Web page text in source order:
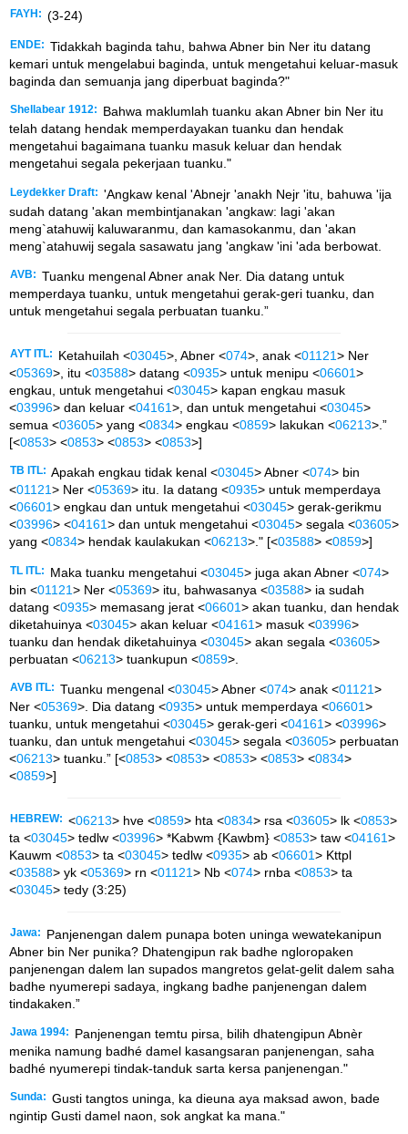
FAYH: (3-24)
ENDE: Tidakkah baginda tahu, bahwa Abner bin Ner itu datang
kemari untuk mengelabui baginda, untuk mengetahui keluar-masuk
baginda dan semuanja jang diperbuat baginda?"
Shellabear 1912:
Bahwa maklumlah tuanku akan Abner bin Ner itu
telah datang hendak memperdayakan tuanku dan hendak
mengetahui bagaimana tuanku masuk keluar dan hendak
mengetahui segala pekerjaan tuanku."
Leydekker Draft: 'Angkaw kenal 'Abnejr 'anakh Nejr 'itu, bahuwa 'ija
sudah datang 'akan membintjanakan 'angkaw: lagi 'akan
meng`atahuwij kaluwaranmu, dan kamasokanmu, dan 'akan
meng`atahuwij segala sasawatu jang 'angkaw 'ini 'ada berbowat.
AVB: Tuanku mengenal Abner anak Ner. Dia datang untuk
memperdaya tuanku, untuk mengetahui gerak-geri tuanku, dan
untuk mengetahui segala perbuatan tuanku.”
AYT ITL: Ketahuilah <03045>, Abner <074>, anak <01121> Ner
<05369>, itu <03588> datang <0935> untuk menipu <06601>
engkau, untuk mengetahui <03045> kapan engkau masuk
<03996> dan keluar <04161>, dan untuk mengetahui <03045>
semua <03605> yang <0834> engkau <0859> lakukan <06213>.”
[<0853> <0853> <0853> <0853>]
TB ITL: Apakah engkau tidak kenal <03045> Abner <074> bin
<01121> Ner <05369> itu. Ia datang <0935> untuk memperdaya
<06601> engkau dan untuk mengetahui <03045> gerak-gerikmu
<03996> <04161> dan untuk mengetahui <03045> segala <03605>
yang <0834> hendak kaulakukan <06213>." [<03588> <0859>]
TL ITL: Maka tuanku mengetahui <03045> juga akan Abner <074>
bin <01121> Ner <05369> itu, bahwasanya <03588> ia sudah
datang <0935> memasang jerat <06601> akan tuanku, dan hendak
diketahuinya <03045> akan keluar <04161> masuk <03996>
tuanku dan hendak diketahuinya <03045> akan segala <03605>
perbuatan <06213> tuankupun <0859>.
AVB ITL: Tuanku mengenal <03045> Abner <074> anak <01121>
Ner <05369>. Dia datang <0935> untuk memperdaya <06601>
tuanku, untuk mengetahui <03045> gerak-geri <04161> <03996>
tuanku, dan untuk mengetahui <03045> segala <03605> perbuatan
<06213> tuanku.” [<0853> <0853> <0853> <0853> <0834>
<0859>]
HEBREW: <06213> hve <0859> hta <0834> rsa <03605> lk <0853>
ta <03045> tedlw <03996> *Kabwm {Kawbm} <0853> taw <04161>
Kauwm <0853> ta <03045> tedlw <0935> ab <06601> Kttpl
<03588> yk <05369> rn <01121> Nb <074> rnba <0853> ta
<03045> tedy (3:25)
Jawa:
Panjenengan dalem punapa boten uninga wewatekanipun
Abner bin Ner punika? Dhatengipun rak badhe ngloropaken
panjenengan dalem lan supados mangretos gelat-gelit dalem saha
badhe nyumerepi sadaya, ingkang badhe panjenengan dalem
tindakaken.”
Jawa 1994:
Panjenengan temtu pirsa, bilih dhatengipun Abnèr
menika namung badhé damel kasangsaran panjenengan, saha
badhé nyumerepi tindak-tanduk sarta kersa panjenengan."
Sunda: Gusti tangtos uninga, ka dieuna aya maksad awon, bade
ngintip Gusti damel naon, sok angkat ka mana."